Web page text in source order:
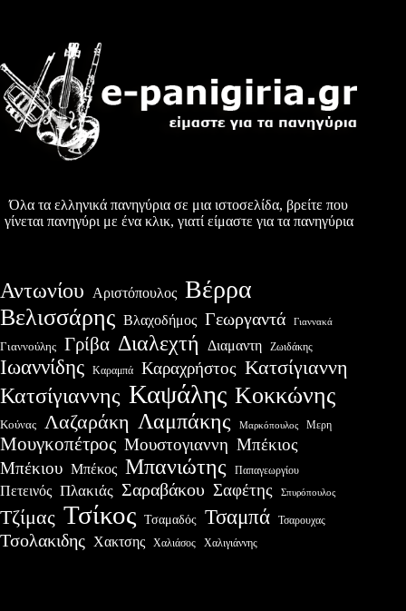
Όλα τα ελληνικά πανηγύρια σε μια ιστοσελίδα, βρείτε που
γίνεται πανηγύρι με ένα κλικ, γιατί είμαστε για τα πανηγύρια
Αντωνίου Αριστόπουλος Βέρρα
Βελισσάρης Βλαχοδήμος Γεωργαντά Γιαννακά
Γιαννούλης Γρίβα Διαλεχτή Διαμαντη Ζωιδάκης
Ιωαννίδης Καραμπά Καραχρήστος Κατσίγιαννη
Κατσίγιαννης Καψάλης Κοκκώνης
Κούνας Λαζαράκη Λαμπάκης Μαρκόπουλος Μερη
Μουγκοπέτρος Μουστογιαννη Μπέκιος
Μπέκιου Μπέκος Μπανιώτης Παπαγεωργίου
Πετεινός Πλακιάς Σαραβάκου Σαφέτης Σπυρόπουλος
Τζίμας Τσίκος Τσαμαδός Τσαμπά Τσαρουχας
Τσολακιδης Χακτσης Χαλιάσος Χαλιγιάννης